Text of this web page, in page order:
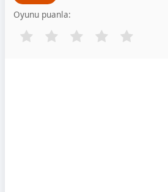
Oyunu puanla: